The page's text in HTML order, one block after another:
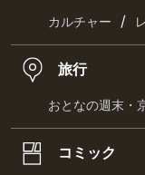
カルチャー /
旅行
おとなの週末・
コミック